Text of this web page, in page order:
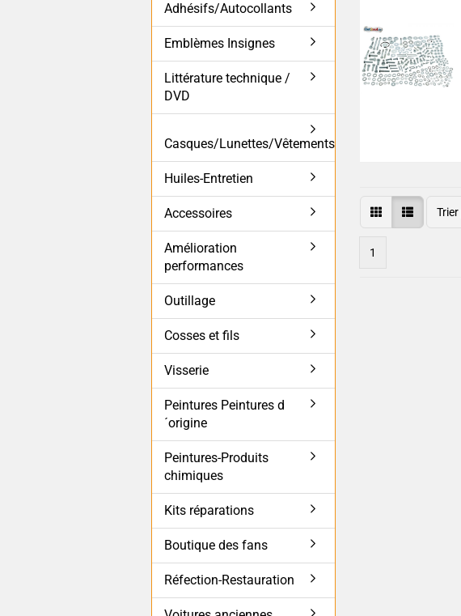
1
Adhésifs/Autocollants
Emblèmes Insignes
Littérature technique /
DVD
Casques/Lunettes/Vêtements
Huiles-Entretien
Accessoires
Amélioration
performances
Outillage
Cosses et fils
Visserie
Peintures Peintures d
´origine
Peintures-Produits
chimiques
Kits réparations
Boutique des fans
Réfection-Restauration